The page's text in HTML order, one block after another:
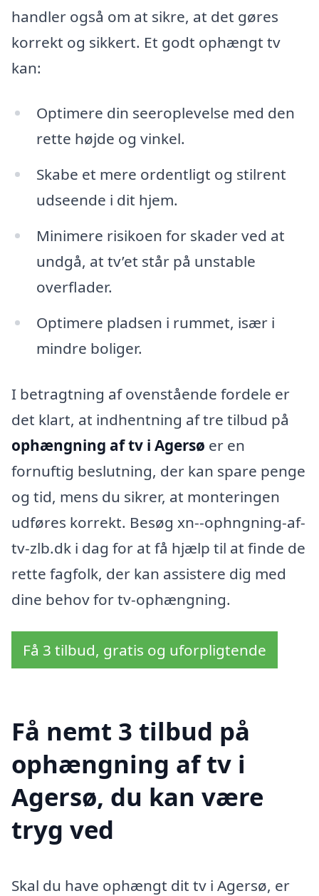
handler også om at sikre, at det gøres
korrekt og sikkert. Et godt ophængt tv
kan:
Optimere din seeroplevelse med den
rette højde og vinkel.
Skabe et mere ordentligt og stilrent
udseende i dit hjem.
Minimere risikoen for skader ved at
undgå, at tv’et står på unstable
overflader.
Optimere pladsen i rummet, især i
mindre boliger.
I betragtning af ovenstående fordele er
det klart, at indhentning af tre tilbud på
ophængning af tv i Agersø er en
fornuftig beslutning, der kan spare penge
og tid, mens du sikrer, at monteringen
udføres korrekt. Besøg xn--ophngning-af-
tv-zlb.dk i dag for at få hjælp til at finde de
rette fagfolk, der kan assistere dig med
dine behov for tv-ophængning.
Få 3 tilbud, gratis og uforpligtende
Få nemt 3 tilbud på
ophængning af tv i
Agersø, du kan være
tryg ved
Skal du have ophængt dit tv i Agersø, er